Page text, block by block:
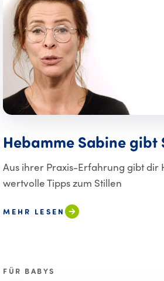
Hebamme Sabine gibt
Aus ihrer Praxis-Erfahrung gibt dir
wertvolle Tipps zum Stillen
MEHR LESEN
FÜR BABYS